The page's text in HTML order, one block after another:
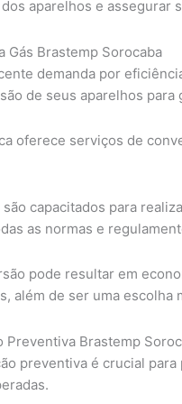
aparelhos e assegurar
Gás Brastemp Sorocaba
demanda por
de seus aparelhos para
oferece serviços de
capacitados para
as normas e
pode resultar em
além de ser uma escolha
Preventiva Brastemp
preventiva é crucial